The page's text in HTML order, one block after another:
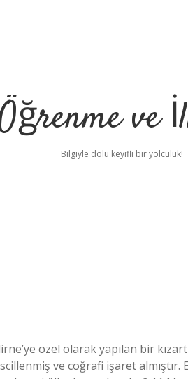
ve
Bilgiyle dolu keyifli bir yolculuk!
özel olarak yapılan bir
ve coğrafi işaret almıştır.